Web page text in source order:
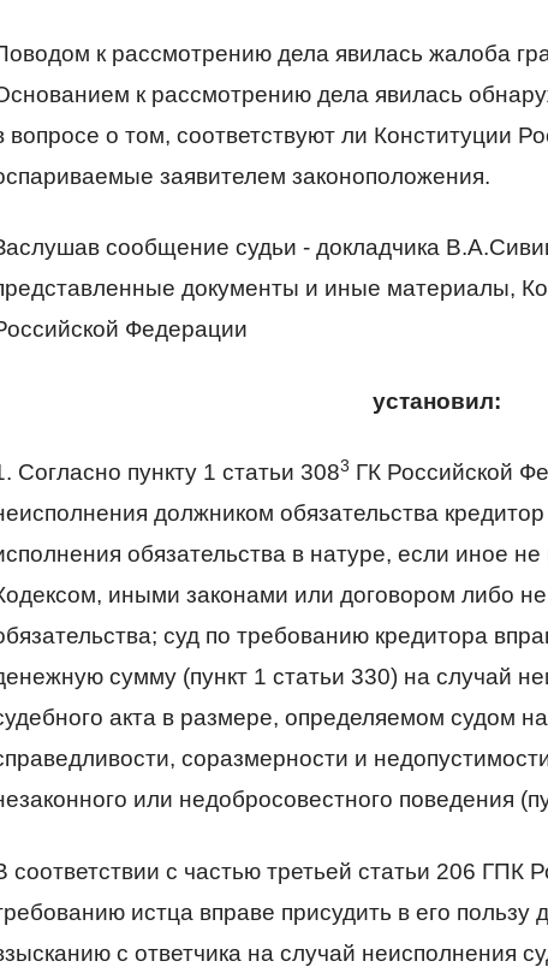
к рассмотрению дела явилась жалоба
к рассмотрению дела явилась
вопросе о том, соответствуют ли Конституции
заявителем законоположения.
сообщение судьи - докладчика
документы и иные материалы,
Федерации
установил:
Согласно пункту 1 статьи 3083 ГК Российской
должником обязательства
обязательства в натуре, если иное
иными законами или договором либо
суд по требованию кредитора
сумму (пункт 1 статьи 330) на случай
акта в размере, определяемом судом
соразмерности и
или недобросовестного поведения
соответствии с частью третьей статьи 206 ГПК
истца вправе присудить в его
с ответчика на случай неисполнения